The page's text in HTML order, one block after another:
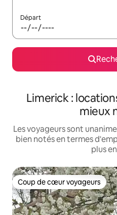
Départ
Limerick :
mieux
Les voyageurs sont
bien notés en termes
plus
Coup de cœur voyageurs
Coup de cœur voyageurs